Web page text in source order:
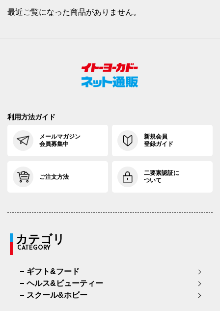
最近ご覧になった商品がありません。
利用方法ガイド
メールマガジン
会員募集中
新規会員
登録ガイド
ご注文方法
二要素認証に
ついて
カテゴリ
CATEGORY
ギフト&フード
ヘルス&ビューティー
スクール&ホビー